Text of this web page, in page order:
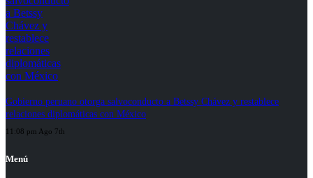
Gobierno peruano otorga salvoconducto a Betssy Chávez y restablece
relaciones diplomáticas con México
11:08 pm Ago 7th
Menú